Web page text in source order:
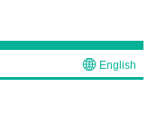
English